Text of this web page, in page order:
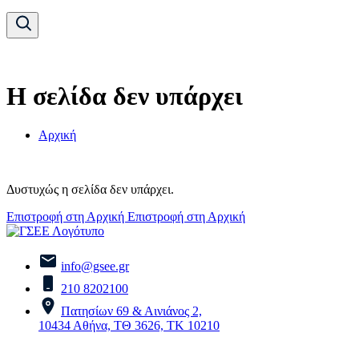
Η σελίδα δεν υπάρχει
Αρχική
Δυστυχώς η σελίδα δεν υπάρχει.
Επιστροφή στη Αρχική Επιστροφή στη Αρχική
info@gsee.gr
210 8202100
Πατησίων 69 & Αινιάνος 2,
10434 Αθήνα, ΤΘ 3626, ΤΚ 10210